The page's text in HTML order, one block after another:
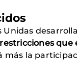
más la